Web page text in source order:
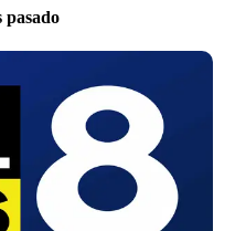
pasado